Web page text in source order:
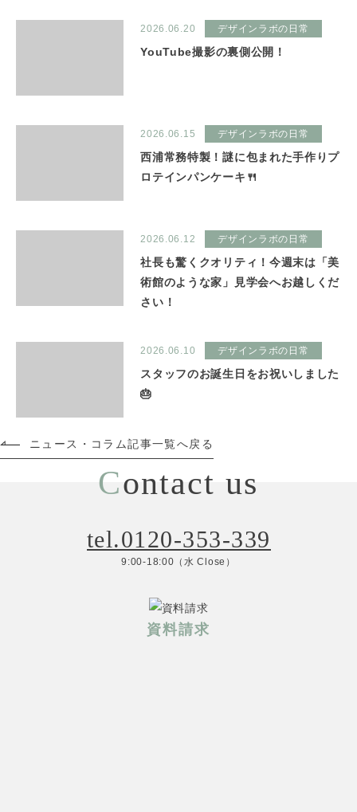
2026.06.20 デザインラボの日常
YouTube撮影の裏側公開！
2026.06.15 デザインラボの日常
西浦常務特製！謎に包まれた手作りプ
ロテインパンケーキ🍴
2026.06.12 デザインラボの日常
社長も驚くクオリティ！今週末は「美
術館のような家」見学会へお越しくだ
さい！
2026.06.10 デザインラボの日常
スタッフのお誕生日をお祝いしました
🎂
ニュース・コラム記事一覧へ戻る
Contact us
tel.0120-353-339
9:00-18:00（水 Close）
資料請求